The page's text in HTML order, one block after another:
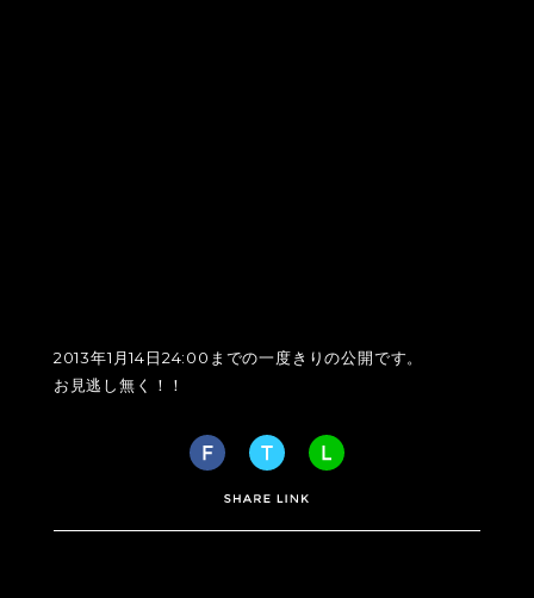
2013年1月14日24:00までの一度きりの公開です。
お見逃し無く！！